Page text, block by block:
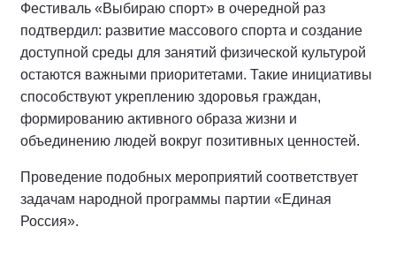
Фестиваль «Выбираю спорт» в очередной раз
подтвердил: развитие массового спорта и создание
доступной среды для занятий физической культурой
остаются важными приоритетами. Такие инициативы
способствуют укреплению здоровья граждан,
формированию активного образа жизни и
объединению людей вокруг позитивных ценностей.
Проведение подобных мероприятий соответствует
задачам народной программы партии «Единая
Россия».